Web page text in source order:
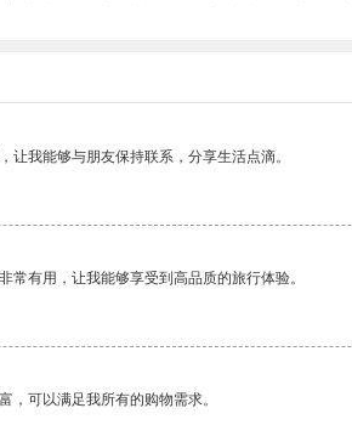
让我能够与朋友保持联系，分享生活点滴。
常有用，让我能够享受到高品质的旅行体验。
，可以满足我所有的购物需求。